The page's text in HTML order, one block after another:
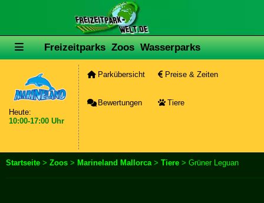
Freizeitparks Zoos Wasserparks
Heute:
10:00-17:00 Uhr
Parkübersicht Preise & Zeiten
Bewertungen Tiere
Startseite > Zoos > Marineland Mallorca> Tiere > Grüner Leguan